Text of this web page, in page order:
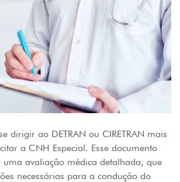
dirigir ao DETRAN ou CIRETRAN mais
a CNH Especial. Esse documento
uma avaliação médica detalhada, que
necessárias para a condução do